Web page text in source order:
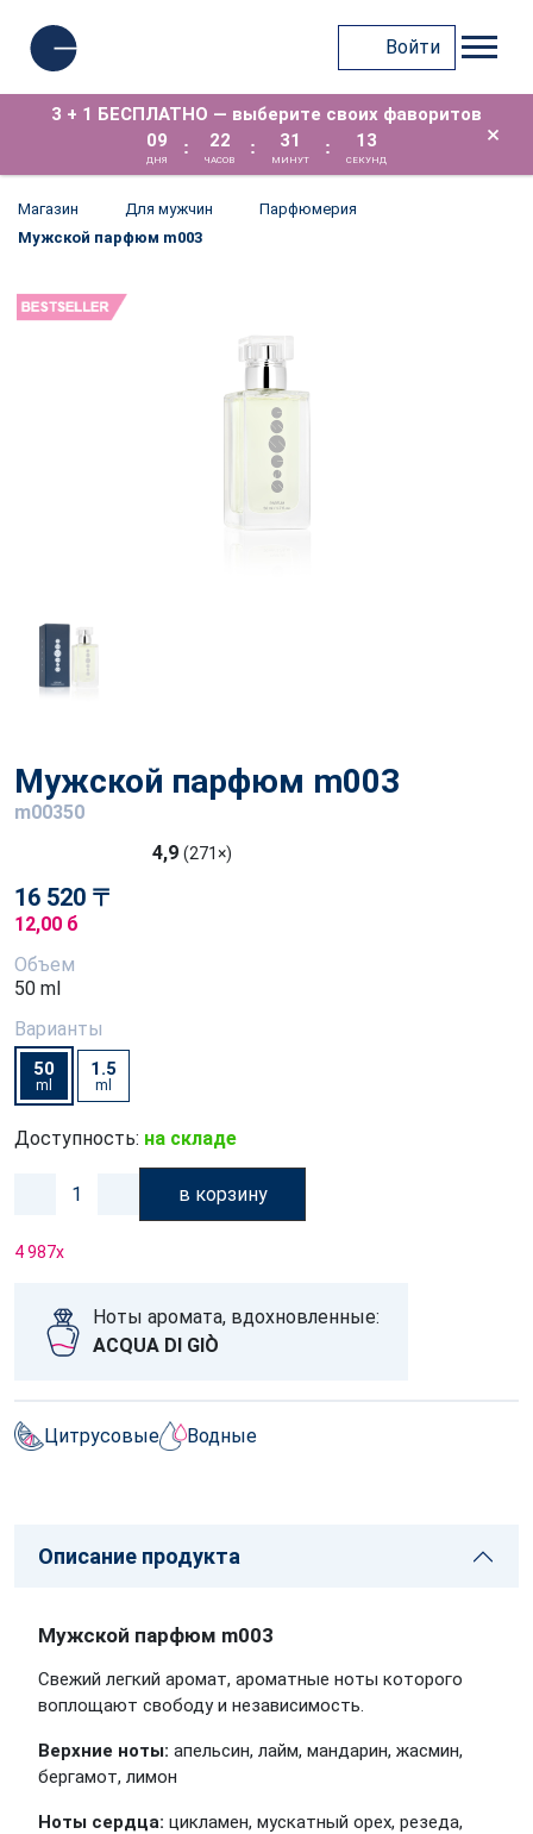
Войти
3 + 1 БЕСПЛАТНО — выберите своих фаворитов
09
ДНЯ
: 22
ЧАСОВ
: 31
МИНУТ
: 13
СЕКУНД
×
Магазин Для мужчин
Парфюмерия
Мужской парфюм m003
Мужской парфюм m003
m00350
4,9 (271×)
16 520 〒
12,00 б
Объем
50 ml
Варианты
50
ml
1.5
ml
Доступность: на складе
в корзину
4 987x
Ноты аромата, вдохновленные:
ACQUA DI GIÒ
Цитрусовые Водные
Описание продукта
Мужской парфюм m003
Свежий легкий аромат, ароматные ноты которого
воплощают свободу и независимость.
Верхние ноты: апельсин, лайм, мандарин, жасмин,
бергамот, лимон
Ноты сердца: цикламен, мускатный орех, резеда,